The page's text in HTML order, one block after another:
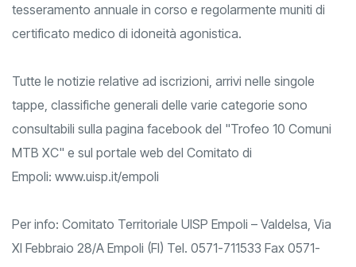
UISP dei comitati organizzatori, in regola con il
tesseramento annuale in corso e regolarmente muniti di
Tutte le notizie relative ad iscrizioni, arrivi nelle singole
tappe, classifiche generali delle varie categorie sono
consultabili sulla pagina facebook del "Trofeo 10 Comuni
MTB XC" e sul portale web del Comitato di
Per info: Comitato Territoriale UISP Empoli – Valdelsa, Via